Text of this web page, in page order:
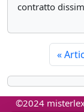
contratto
«
©2024